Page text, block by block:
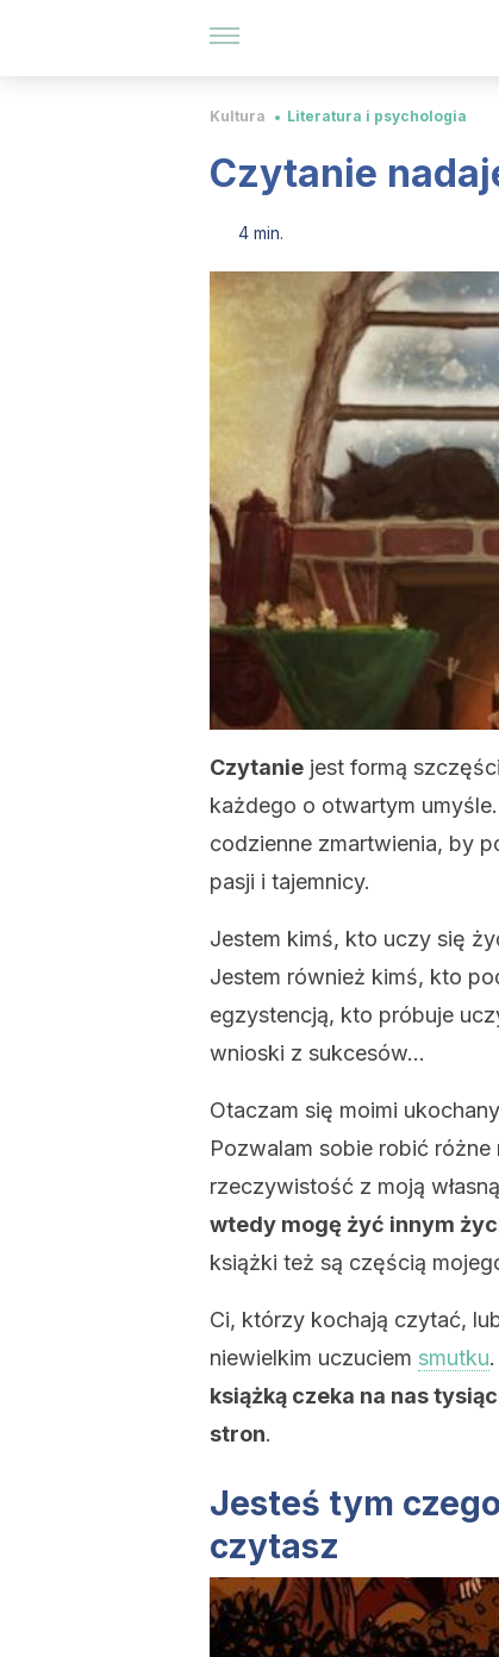
Kultura Literatura i psychologia
Czytanie
4 min.
Czytanie jest formą
każdego o otwartym
codzienne zmartwienia, by
pasji i tajemnicy.
Jestem kimś, kto uczy się
Jestem również kimś, kto
egzystencją, kto próbuje
wnioski z sukcesów…
Otaczam się moimi
Pozwalam sobie robić
rzeczywistość z moją własną
wtedy mogę żyć innym
książki też są częścią
Ci, którzy kochają czytać,
niewielkim uczuciem smutku
książką czeka na nas
stron.
Jesteś tym
czytasz